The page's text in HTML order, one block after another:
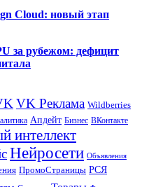
Cloud: новый этап
за рубежом: дефицит
VK Реклама Wildberries
Апдейт Бизнес ВКонтакте
интеллект
Нейросети Объявления
ПромоСтраницы РСЯ